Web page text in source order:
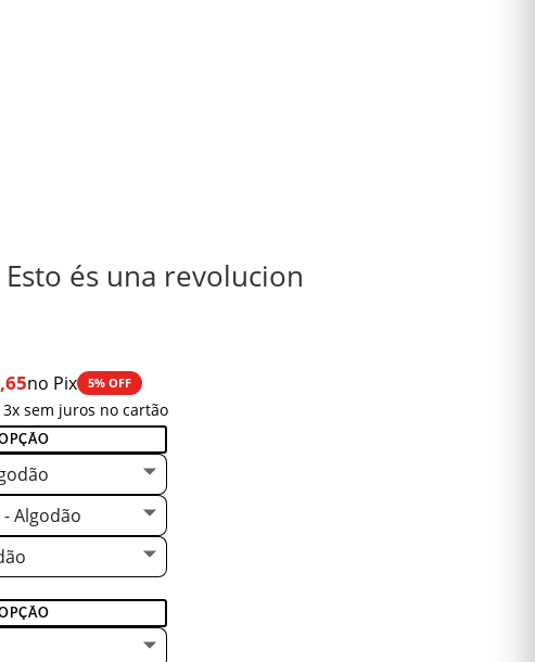
és una revolucion
no Pix 5% OFF
sem juros no cartão
Algodão